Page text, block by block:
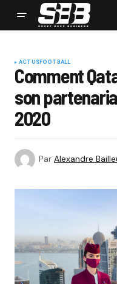
ACTUSFOOTBALL
Comment
son
2020
Par Alexandre